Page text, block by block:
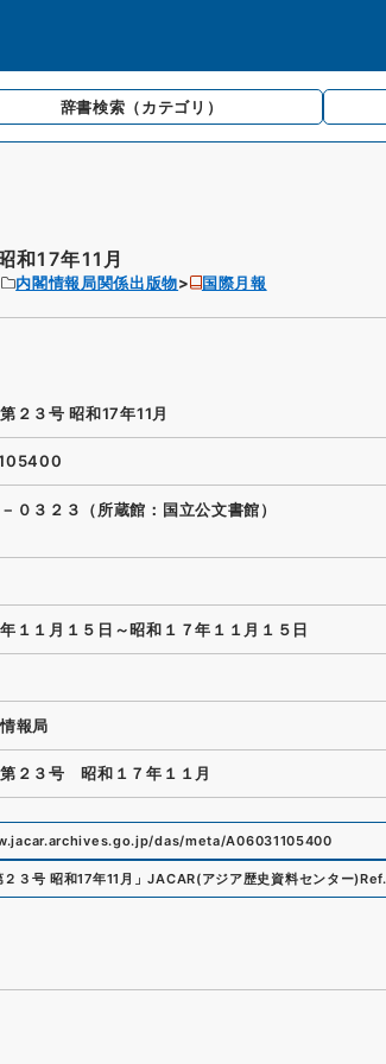
辞書検索 （カテゴリ）
和17年11月
内閣情報局関係出版物 国際月報
２３号 昭和17年11月
０３２３（所蔵館：国立公文書館）
１１月１５日～昭和１７年１１月１５日
報局
２３号 昭和１７年１１月
das/meta/A06031105400
３号 昭和17年11月 」JACAR(アジア歴史資料センター)Ref.